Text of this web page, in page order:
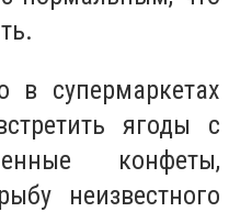
в супермаркетах
ягоды с
конфеты,
неизвестного